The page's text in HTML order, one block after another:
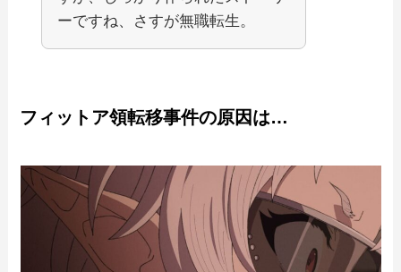
ーですね、さすが無職転生。
フィットア領転移事件の原因は…